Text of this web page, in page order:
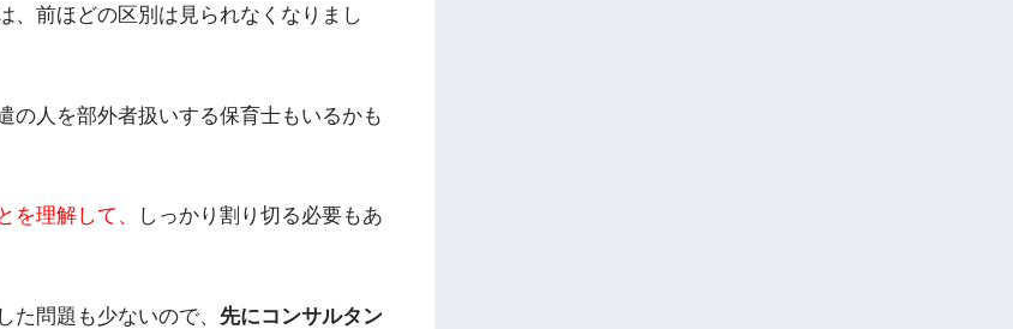
、前ほどの区別は見られなくなりまし
の人を部外者扱いする保育士もいるかも
を理解して、
しっかり割り切る必要もあ
問題も少ないので、 先にコンサルタン